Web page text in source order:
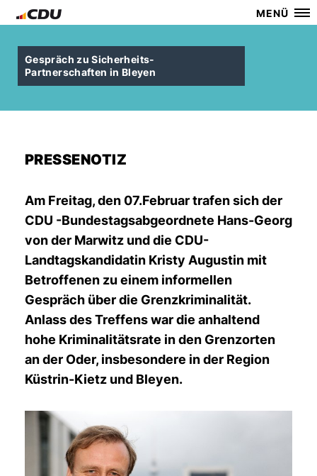
MENÜ
Gespräch zu Sicherheits-
Partnerschaften in Bleyen
PRESSENOTIZ
Am Freitag, den 07.Februar trafen sich der
CDU -Bundestagsabgeordnete Hans-Georg
von der Marwitz und die CDU-
Landtagskandidatin Kristy Augustin mit
Betroffenen zu einem informellen
Gespräch über die Grenzkriminalität.
Anlass des Treffens war die anhaltend
hohe Kriminalitätsrate in den Grenzorten
an der Oder, insbesondere in der Region
Küstrin-Kietz und Bleyen.